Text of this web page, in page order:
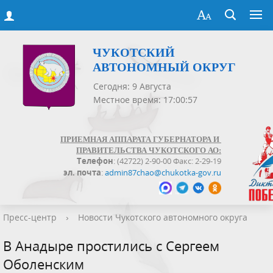
ЧУКОТСКИЙ
АВТОНОМНЫЙ ОКРУГ
Сегодня: 9 Августа
Местное время: 17:00:57
ПРИЕМНАЯ АППАРАТА ГУБЕРНАТОРА И
ПРАВИТЕЛЬСТВА ЧУКОТСКОГО АО:
Телефон: (42722) 2-90-00 Факс: 2-29-19
эл. почта:admin87chao@chukotka-gov.ru
Пресс-центр › Новости Чукотского автономного округа
В Анадыре простились с Сергеем
Оболенским